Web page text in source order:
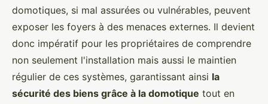
domotiques, si mal assurées ou vulnérables, peuvent
exposer les foyers à des menaces externes. Il devient
donc impératif pour les propriétaires de comprendre
non seulement l'installation mais aussi le maintien
régulier de ces systèmes, garantissant ainsi la
sécurité des biens grâce à la domotique tout en